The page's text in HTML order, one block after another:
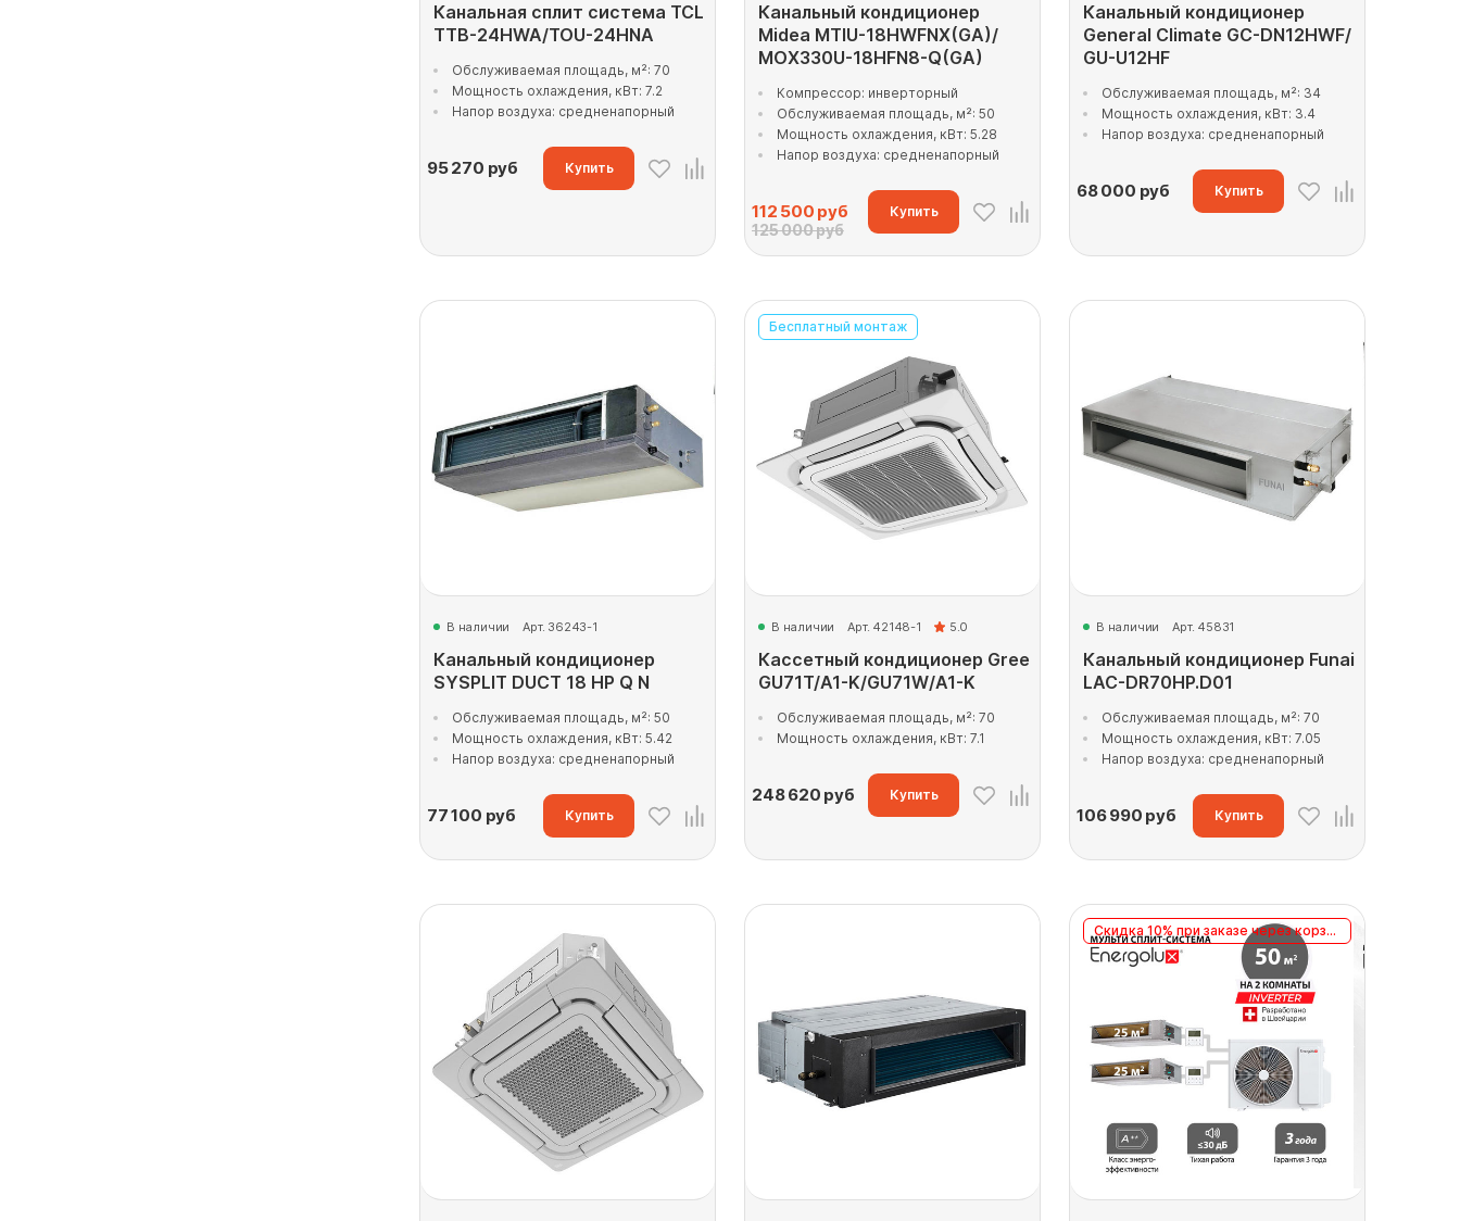
Канальная сплит система TCL
TTB-24HWA/TOU-24HNA
Обслуживаемая площадь, м²: 70
Мощность охлаждения, кВт: 7.2
Напор воздуха: средненапорный
95 270 руб Купить
Канальный кондиционер
Midea MTIU-18HWFNX(GA)/
MOX330U-18HFN8-Q(GA)
Компрессор: инверторный
Обслуживаемая площадь, м²: 50
Мощность охлаждения, кВт: 5.28
Напор воздуха: средненапорный
112 500 руб
125 000 руб
Купить
Канальный кондиционер
General Climate GC-DN12HWF/
GU-U12HF
Обслуживаемая площадь, м²: 34
Мощность охлаждения, кВт: 3.4
Напор воздуха: средненапорный
68 000 руб Купить
В наличии Арт. 36243-1
Канальный кондиционер
SYSPLIT DUCT 18 HP Q N
Обслуживаемая площадь, м²: 50
Мощность охлаждения, кВт: 5.42
Напор воздуха: средненапорный
77 100 руб Купить
Бесплатный монтаж
В наличии Арт. 42148-1 5.0
Кассетный кондиционер Gree
GU71T/A1-K/GU71W/A1-K
Обслуживаемая площадь, м²: 70
Мощность охлаждения, кВт: 7.1
248 620 руб Купить
В наличии Арт. 45831
Канальный кондиционер Funai
LAC-DR70HP.D01
Обслуживаемая площадь, м²: 70
Мощность охлаждения, кВт: 7.05
Напор воздуха: средненапорный
106 990 руб Купить
Скидка 10% при заказе через корзину